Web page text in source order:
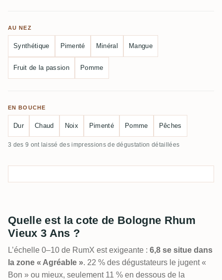
AU NEZ
Synthétique Pimenté Minéral Mangue
Fruit de la passion Pomme
EN BOUCHE
Dur Chaud Noix Pimenté Pomme Pêches
3 des 9 ont laissé des impressions de dégustation détaillées
Quelle est la cote de Bologne Rhum
Vieux 3 Ans ?
L’échelle 0–10 de RumX est exigeante : 6,8 se situe dans
la zone « Agréable ». 22 % des dégustateurs le jugent «
Bon » ou mieux, seulement 11 % en dessous de la